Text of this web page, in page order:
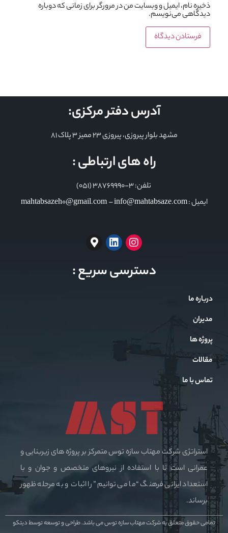
ذخیره نام، ایمیل و وبسایت من در مرورگر برای زمانی که دوباره
دیدگاهی می‌نویسم.
آدرس دفتر مرکزی:
مشهد بلوار پیروزی، پیروزی 23 ممیز 3 پلاک 81
راه های ارتباطی :
تلفن: 3-38769990 (051)
ایمیل : mahtabsazeh0@gmail.com – info@mahtabsaze.com
دسترسی سریع :
درباره ما
مدیران
پروژه ها
مقالات
تماس با ما
استراتژی شرکت مهتاب سازه توس متمرکز بر پروژه های زیربنایی و
عمرانی است تا با استفاده از نیروهای متخصص و جوان و با
استعداد ایرانی فرهنگ “ما می توانیم” را اثبات و به مرحله ظهور
برساند.
تمامی حقوق متعلق به شرکت مهتاب سازه توس می باشد.طراحی و توسعه توسط دیتکو